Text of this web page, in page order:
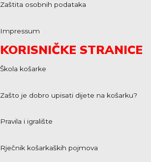
Zaštita osobnih podataka
Impressum
KORISNIČKE STRANICE
Škola košarke
Zašto je dobro upisati dijete na košarku?
Pravila i igralište
Rječnik košarkaških pojmova